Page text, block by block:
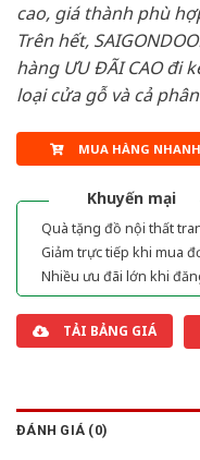
cao, giá thành phù
Trên hết,
hàng ƯU ĐÃI CAO đi
loại cửa gỗ và cả
MUA HÀNG NHANH
Khuyến mại
Quà tặng đồ nội thất
Giảm trực tiếp khi mua
Nhiều ưu đãi lớn khi
TẢI BẢNG GIÁ
ĐÁNH GIÁ (0)